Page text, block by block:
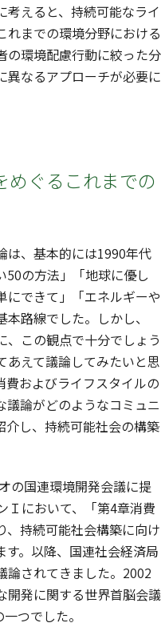
考えると、持続可能なライ
れまでの環境分野における
の環境配慮行動に絞った分
異なるアプローチが必要に
めぐるこれまでの
は、基本的には1990年代
50の方法」「地球に優し
にできて」「エネルギーや
路線でした。しかし、
、この観点で十分でしょう
あえて議論してみたいと思
費およびライフスタイルの
論がどのようなコミュニ
介し、持続可能社会の構築
の国連環境開発会議に提
Ｉにおいて、「第4章消費
、持続可能社会構築に向け
。以降、国連社会経済局
論されてきました。2002
開発に関する世界首脳会議
つでした。